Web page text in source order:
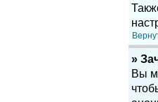
»
Вы